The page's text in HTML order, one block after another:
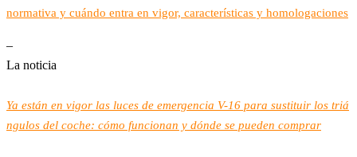
normativa y cuándo entra en vigor, características y homologaciones
–
La noticia
Ya están en vigor las luces de emergencia V-16 para sustituir los triá
ngulos del coche: cómo funcionan y dónde se pueden comprar